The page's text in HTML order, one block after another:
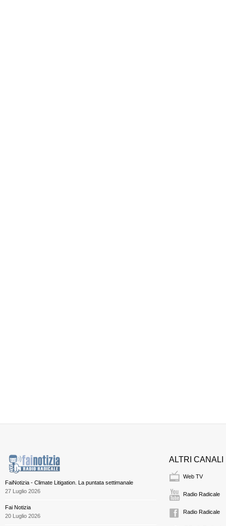
FaiNotizia - Climate Litigation. La puntata settimanale
27 Luglio 2026
Fai Notizia
20 Luglio 2026
ALTRI CANALI
Web TV
Radio Radicale
Radio Radicale